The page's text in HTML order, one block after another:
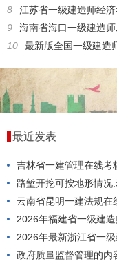
8
江苏省一级建造师经
9
海南省海口一级建造
10
最新版全国一级建造
最近发表
吉林省一建管理在线考
路堑开挖可按地形情况.岩层产状.
云南省昆明一建法规在
2026年福建省一级建
2026年最新浙江省一
政府质量监督管理的内